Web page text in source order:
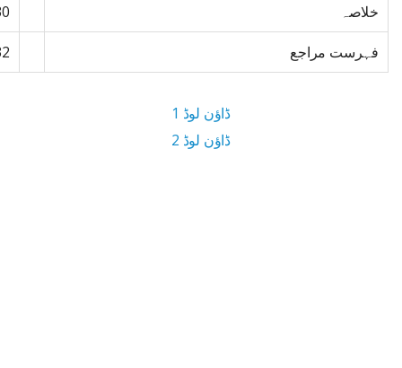
خلاصہ
فہرست مراجع
ڈاؤن لوڈ 1
ڈاؤن لوڈ 2